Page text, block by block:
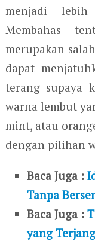
menjadi lebih
Membahas
merupakan
dapat
terang supaya
warna lembut
mint, atau
dengan pilihan
Baca Juga :
Tanpa
Baca Juga :
yang